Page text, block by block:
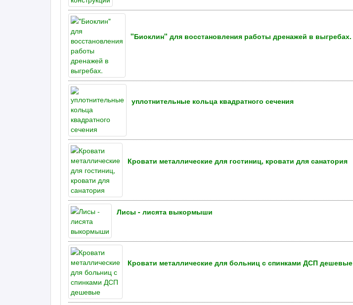
"Биоклин" для восстановления работы дренажей в выгребах.
уплотнительные кольца квадратного сечения
Кровати металлические для гостиниц, кровати для санатория
Лисы - лисята выкормыши
Кровати металлические для больниц с спинками ДСП дешевые